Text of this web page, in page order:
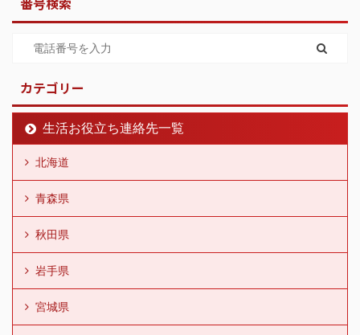
カテゴリー
生活お役立ち連絡先一覧
北海道
青森県
秋田県
岩手県
宮城県